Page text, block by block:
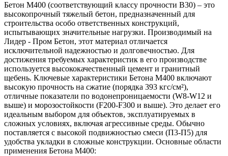
Бетон М400 (соответствующий классу прочности B30) – это
высокопрочный тяжелый бетон, предназначенный для
строительства особо ответственных конструкций,
испытывающих значительные нагрузки. Производимый на
Лидер - Пром Бетон, этот материал отличается
исключительной надежностью и долговечностью. Для
достижения требуемых характеристик в его производстве
используется высококачественный цемент и гранитный
щебень. Ключевые характеристики Бетона М400 включают
высокую прочность на сжатие (порядка 393 кгс/см²),
отличные показатели по водонепроницаемости (W8-W12 и
выше) и морозостойкости (F200-F300 и выше). Это делает его
идеальным выбором для объектов, эксплуатируемых в
сложных условиях, включая агрессивные среды. Обычно
поставляется с высокой подвижностью смеси (П3-П5) для
удобства укладки в сложные конструкции. Основные области
применения Бетона М400: